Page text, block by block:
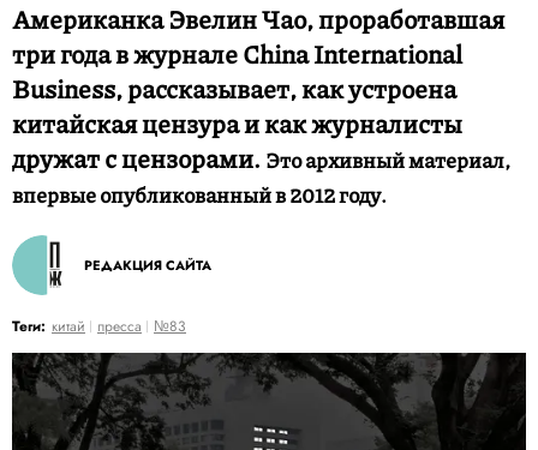
Американка Эвелин Чао, проработавшая
три года в журнале China International
Business, рассказывает, как устроена
китайская цензура и как журналисты
дружат с цензорами. Это архивный материал,
впервые опубликованный в 2012 году.
РЕДАКЦИЯ САЙТА
Теги: китай пресса №83